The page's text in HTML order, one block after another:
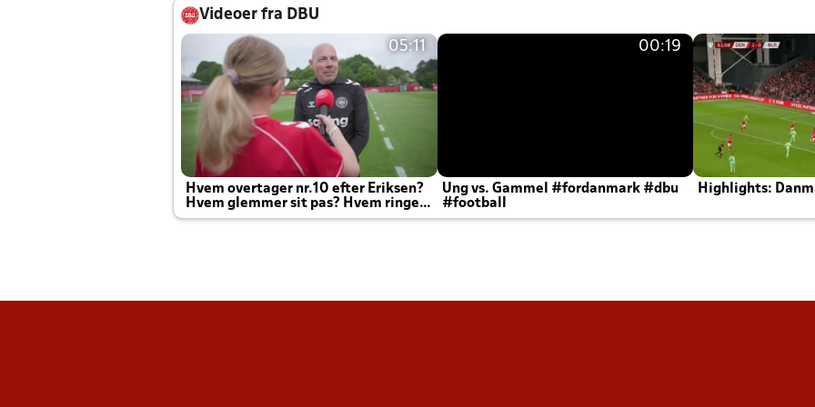
Videoer fra DBU
05:11
Hvem overtager nr.10 efter Eriksen?
Hvem glemmer sit pas? Hvem ringer
Joachim altid til efter kampe?
00:19
Ung vs. Gammel #fordanmark #dbu
#football
Highlights: